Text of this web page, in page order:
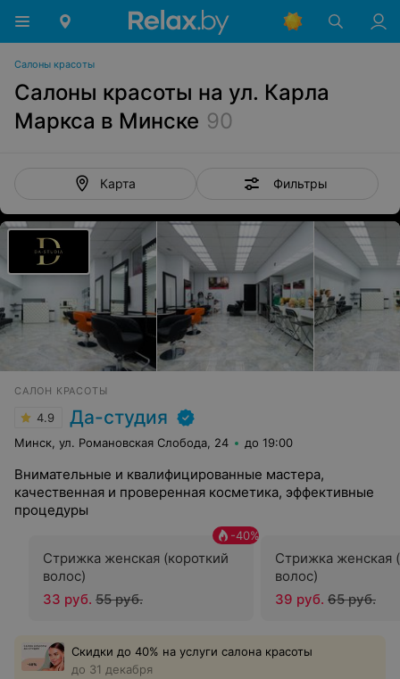
Салоны красоты
Салоны красоты на ул. Карла
Маркса в Минске 90
Карта Фильтры
САЛОН КРАСОТЫ
4.9 Да-студия
Минск, ул. Романовская Слобода, 24 до 19:00
Внимательные и квалифицированные мастера,
качественная и проверенная косметика, эффективные
процедуры
Стрижка женская (короткий
волос)
-40%
33 руб. 55 руб.
Стрижка женская
волос)
39 руб. 65 руб.
Скидки до 40% на услуги салона красоты
до 31 декабря